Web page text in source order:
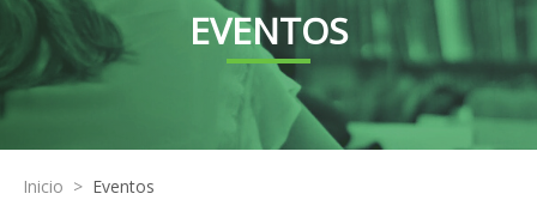
EVENTOS
Inicio > Eventos